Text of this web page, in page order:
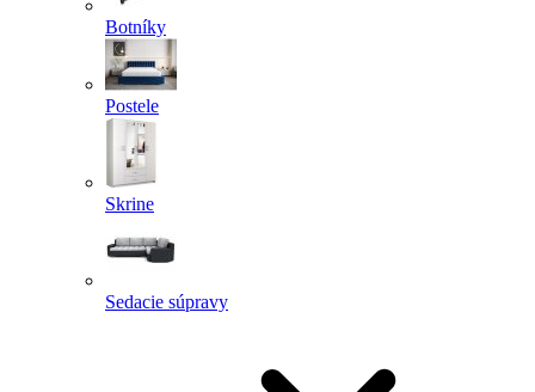
Botníky
Postele
Skrine
Sedacie súpravy